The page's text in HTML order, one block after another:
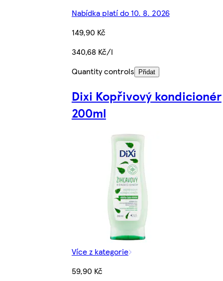
Nabídka platí do 10. 8. 2026
149,90 Kč
340,68 Kč/l
Quantity controls
Přidat
Dixi Kopřivový kondicionér
200ml
Více z kategorie
59,90 Kč